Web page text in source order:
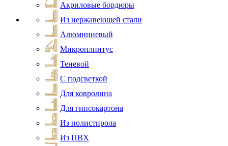
Акриловые бордюры
Из нержавеющей стали
Алюминиевый
Микроплинтус
Теневой
С подсветкой
Для ковролина
Для гипсокартона
Из полистирола
Из ПВХ